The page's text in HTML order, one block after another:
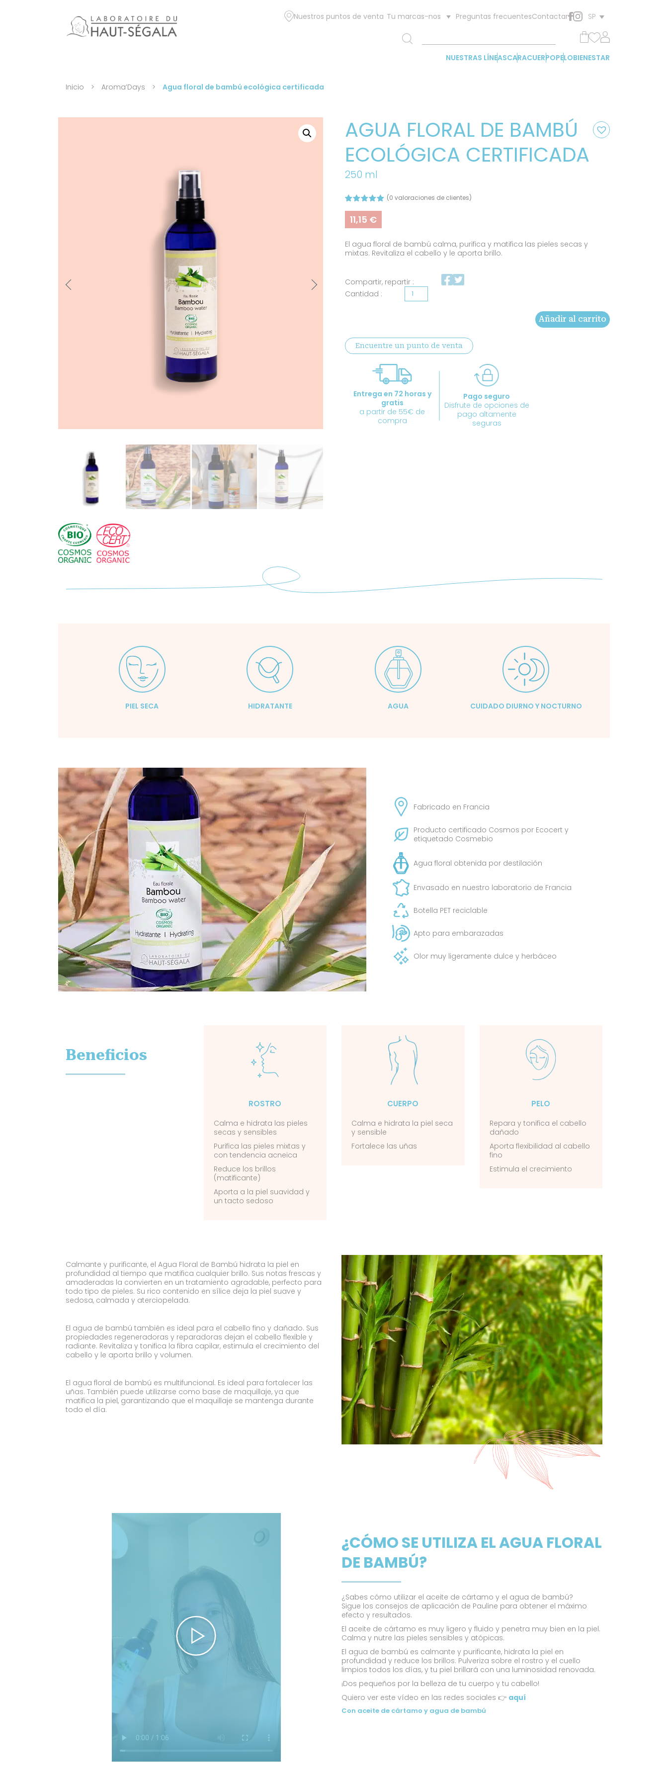
Nuestros puntos de venta Tu marcas-nos Preguntas frecuentesContactar SP
NUESTRAS LÍNEASCARACUERPOPELOBIENESTAR
Inicio > Aroma’Days > Agua floral de bambú ecológica certificada
Previo
Next
AGUA FLORAL DE BAMBÚ
ECOLÓGICA CERTIFICADA
250 ml
con5.00
de 5 en
base a
s de
clientes
(0 valoraciones de clientes)
11,15 €
El agua floral de bambú calma, purifica y matifica las pieles secas y
mixtas. Revitaliza el cabello y le aporta brillo.
Compartir, repartir :
Agua
bambú
ecológica
cantidad
Añadir al carrito
Encuentre un punto de venta
Entrega en 72 horas y
gratis
a partir de 55€ de
compra
Pago seguro
Disfrute de opciones de
pago altamente
seguras
PIEL SECA HIDRATANTE AGUA CUIDADO DIURNO Y NOCTURNO
Fabricado en Francia
Producto certificado Cosmos por Ecocert y
etiquetado Cosmebio
Agua floral obtenida por destilación
Envasado en nuestro laboratorio de Francia
Botella PET reciclable
Apto para embarazadas
Olor muy ligeramente dulce y herbáceo
Beneficios
ROSTRO
Calma e hidrata las pieles
secas y sensibles
Purifica las pieles mixtas y
con tendencia acneica
Reduce los brillos
(matificante)
Aporta a la piel suavidad y
un tacto sedoso
CUERPO
Calma e hidrata la piel seca
y sensible
Fortalece las uñas
PELO
Repara y tonifica el cabello
dañado
Aporta flexibilidad al cabello
fino
Estimula el crecimiento
Calmante y purificante, el Agua Floral de Bambú hidrata la piel en
profundidad al tiempo que matifica cualquier brillo. Sus notas frescas y
amaderadas la convierten en un tratamiento agradable, perfecto para
todo tipo de pieles. Su rico contenido en sílice deja la piel suave y
sedosa, calmada y aterciopelada.
El agua de bambú también es ideal para el cabello fino y dañado. Sus
propiedades regeneradoras y reparadoras dejan el cabello flexible y
radiante. Revitaliza y tonifica la fibra capilar, estimula el crecimiento del
cabello y le aporta brillo y volumen.
El agua floral de bambú es multifuncional. Es ideal para fortalecer las
uñas. También puede utilizarse como base de maquillaje, ya que
matifica la piel, garantizando que el maquillaje se mantenga durante
todo el día.
¿CÓMO SE UTILIZA EL AGUA FLORAL
DE BAMBÚ?
¿Sabes cómo utilizar el aceite de cártamo y el agua de bambú?
Sigue los consejos de aplicación de Pauline para obtener el máximo
efecto y resultados.
El aceite de cártamo es muy ligero y fluido y penetra muy bien en la piel.
Calma y nutre las pieles sensibles y atópicas.
El agua de bambú es calmante y purificante, hidrata la piel en
profundidad y reduce los brillos. Pulveriza sobre el rostro y el cuello
limpios todos los días, y tu piel brillará con una luminosidad renovada.
¡Dos pequeños por la belleza de tu cuerpo y tu cabello!
Quiero ver este vídeo en las redes sociales 👉 aquí
Con aceite de cártamo y agua de bambú